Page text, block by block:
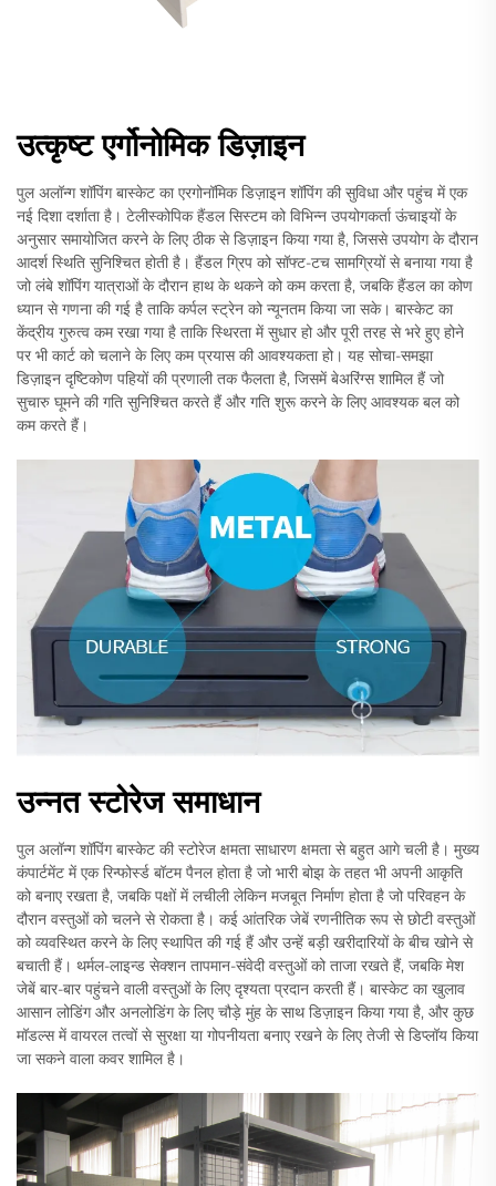
उत्कृष्ट एर्गोनोमिक डिज़ाइन
पुल अलॉन्ग शॉपिंग बास्केट का एरगोनॉमिक डिज़ाइन शॉपिंग की सुविधा और पहुंच में एक
नई दिशा दर्शाता है। टेलीस्कोपिक हैंडल सिस्टम को विभिन्न उपयोगकर्ता ऊंचाइयों के
अनुसार समायोजित करने के लिए ठीक से डिज़ाइन किया गया है, जिससे उपयोग के दौरान
आदर्श स्थिति सुनिश्चित होती है। हैंडल ग्रिप को सॉफ्ट-टच सामग्रियों से बनाया गया है
जो लंबे शॉपिंग यात्राओं के दौरान हाथ के थकने को कम करता है, जबकि हैंडल का कोण
ध्यान से गणना की गई है ताकि कर्पल स्ट्रेन को न्यूनतम किया जा सके। बास्केट का
केंद्रीय गुरुत्व कम रखा गया है ताकि स्थिरता में सुधार हो और पूरी तरह से भरे हुए होने
पर भी कार्ट को चलाने के लिए कम प्रयास की आवश्यकता हो। यह सोचा-समझा
डिज़ाइन दृष्टिकोण पहियों की प्रणाली तक फैलता है, जिसमें बेअरिंग्स शामिल हैं जो
सुचारु घूमने की गति सुनिश्चित करते हैं और गति शुरू करने के लिए आवश्यक बल को
कम करते हैं।
उन्नत स्टोरेज समाधान
पुल अलॉन्ग शॉपिंग बास्केट की स्टोरेज क्षमता साधारण क्षमता से बहुत आगे चली है। मुख्य
कंपार्टमेंट में एक रिन्फोर्स्ड बॉटम पैनल होता है जो भारी बोझ के तहत भी अपनी आकृति
को बनाए रखता है, जबकि पक्षों में लचीली लेकिन मजबूत निर्माण होता है जो परिवहन के
दौरान वस्तुओं को चलने से रोकता है। कई आंतरिक जेबें रणनीतिक रूप से छोटी वस्तुओं
को व्यवस्थित करने के लिए स्थापित की गई हैं और उन्हें बड़ी खरीदारियों के बीच खोने से
बचाती हैं। थर्मल-लाइन्ड सेक्शन तापमान-संवेदी वस्तुओं को ताजा रखते हैं, जबकि मेश
जेबें बार-बार पहुंचने वाली वस्तुओं के लिए दृश्यता प्रदान करती हैं। बास्केट का खुलाव
आसान लोडिंग और अनलोडिंग के लिए चौड़े मुंह के साथ डिज़ाइन किया गया है, और कुछ
मॉडल्स में वायरल तत्वों से सुरक्षा या गोपनीयता बनाए रखने के लिए तेजी से डिप्लॉय किया
जा सकने वाला कवर शामिल है।